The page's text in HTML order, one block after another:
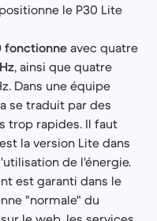
le P30 Lite
fonctionneavec quatre
, ainsi que quatre
Dans une équipe
se traduit par des
trop rapides. Il faut
la version Lite dans
de l'énergie.
est garanti dans le
"normale" du